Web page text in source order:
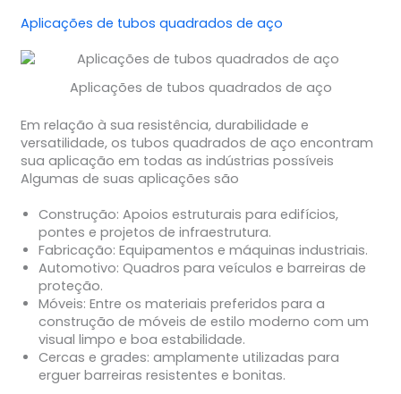
Aplicações de tubos quadrados de aço
Aplicações de tubos quadrados de aço
Em relação à sua resistência, durabilidade e
versatilidade, os tubos quadrados de aço encontram
sua aplicação em todas as indústrias possíveis
Algumas de suas aplicações são
Construção: Apoios estruturais para edifícios,
pontes e projetos de infraestrutura.
Fabricação: Equipamentos e máquinas industriais.
Automotivo: Quadros para veículos e barreiras de
proteção.
Móveis: Entre os materiais preferidos para a
construção de móveis de estilo moderno com um
visual limpo e boa estabilidade.
Cercas e grades: amplamente utilizadas para
erguer barreiras resistentes e bonitas.